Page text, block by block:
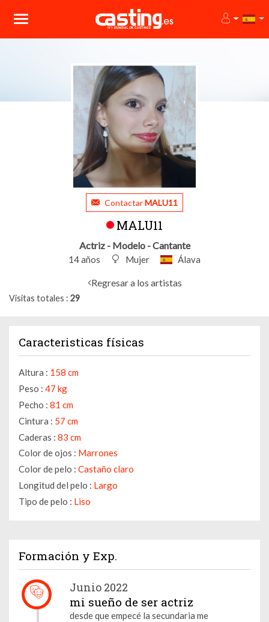
ContactarMALU11
MALU11
Actriz - Modelo - Cantante
14 años Mujer Álava
Regresar a los artistas
Visitas totales 29
Caracteristicas físicas
Altura : 158 cm
Peso : 47 kg
Pecho : 81 cm
Cintura : 57 cm
Caderas : 83 cm
Color de ojos : Marrones
Color de pelo : Castaño claro
Longitud del pelo : Largo
Tipo de pelo : Liso
Formación y Exp.
Junio 2022
mi sueño de ser actriz
desde que empecé la secundaria me